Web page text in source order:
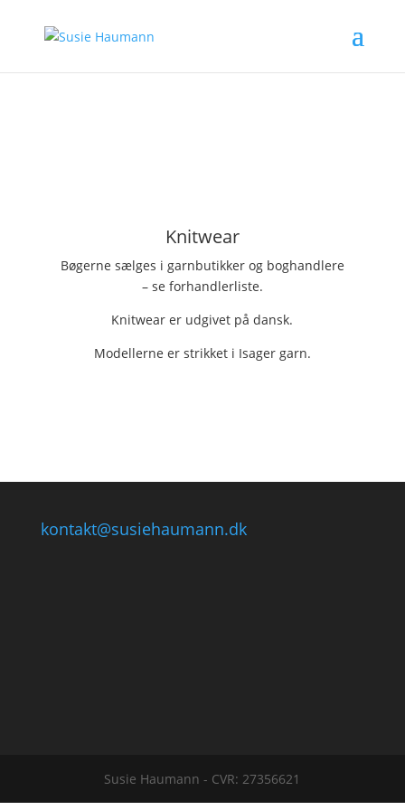
Knitwear
Bøgerne sælges i garnbutikker og boghandlere
– se forhandlerliste.
Knitwear er udgivet på dansk.
Modellerne er strikket i Isager garn.
kontakt@susiehaumann.dk
Susie Haumann - CVR: 27356621